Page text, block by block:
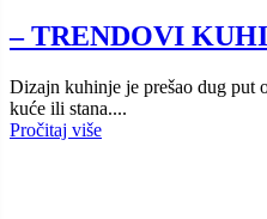
– TRENDOVI
Dizajn kuhinje je prešao dug put
kuće ili stana....
Pročitaj više